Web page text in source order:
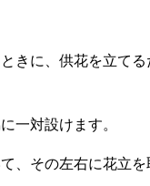
きに、供花を立て
一対設けます。
、その左右に花立を